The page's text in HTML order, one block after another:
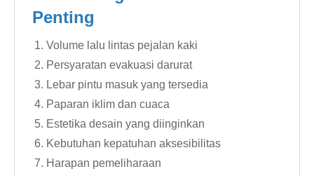
Penting
Volume lalu lintas pejalan kaki
Persyaratan evakuasi darurat
Lebar pintu masuk yang tersedia
Paparan iklim dan cuaca
Estetika desain yang diinginkan
Kebutuhan kepatuhan aksesibilitas
Harapan pemeliharaan